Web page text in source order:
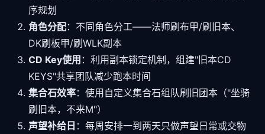
序规划
角色分配：不同角色分工——法师刷布甲/刷旧本、
DK刷板甲/刷WLK副本
CD Key使用 ：利用副本锁定机制，组建"旧本CD
KEYS"共享团队减少跑本时间
集合石效率：使用自定义集合石组队刷旧团本（"坐骑
刷旧本，不来M"）
声望补给日 ：每周安排一到两天只做声望日常或交物